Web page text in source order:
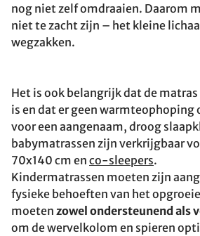
nog niet zelf omdraaien. Daarom
niet te zacht zijn – het kleine
wegzakken.
Het is ook belangrijk dat de
is en dat er geen
voor een aangenaam, droog
babymatrassen zijn verkrijgbaar
70x140 cm en co-sleepers.
Kindermatrassen moeten zijn
fysieke behoeften van het
moeten zowel ondersteunend als
om de wervelkolom en spieren